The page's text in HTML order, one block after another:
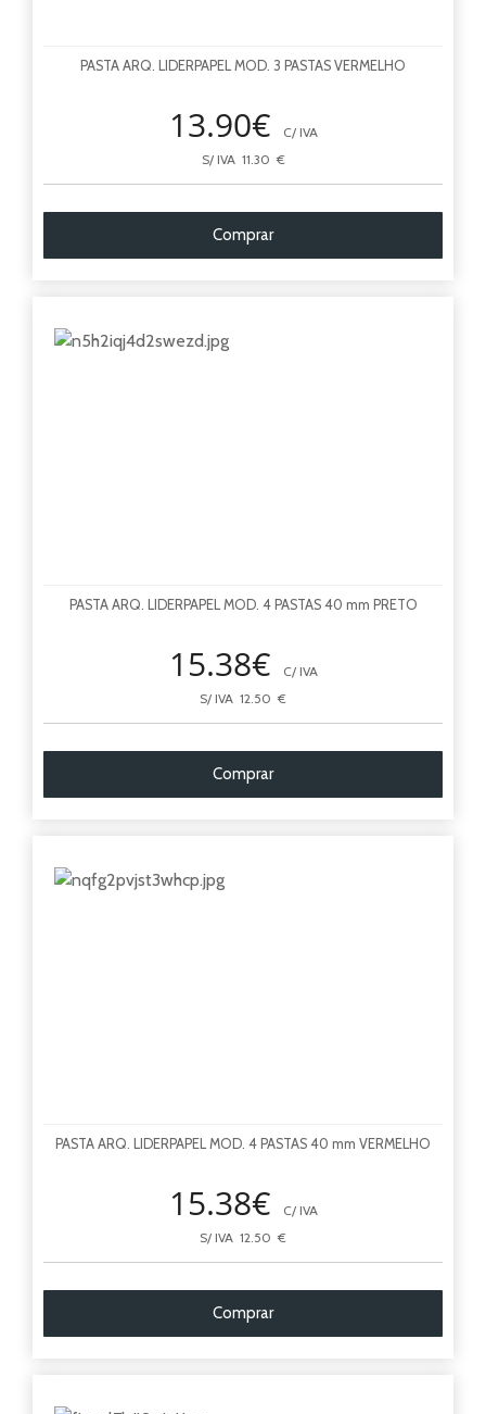
PASTA ARQ. LIDERPAPEL MOD. 3 PASTAS VERMELHO
13.90€
C/ IVA
S/ IVA 11.30 €
Comprar
PASTA ARQ. LIDERPAPEL MOD. 4 PASTAS 40 mm PRETO
15.38€
C/ IVA
S/ IVA 12.50 €
Comprar
PASTA ARQ. LIDERPAPEL MOD. 4 PASTAS 40 mm VERMELHO
15.38€
C/ IVA
S/ IVA 12.50 €
Comprar